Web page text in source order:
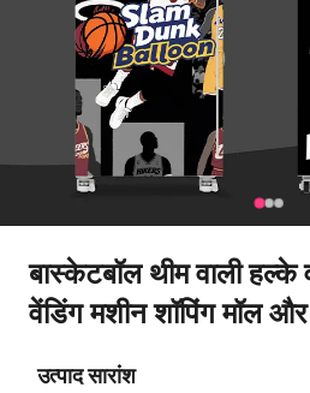
बास्केटबॉल थीम वाली हल्के
वेंडिंग मशीन शॉपिंग मॉल
उत्पाद सारांश